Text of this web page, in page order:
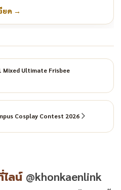
ยด →
Mixed Ultimate Frisbee
Cosplay Contest 2026
ไลน์ @khonkaenlink